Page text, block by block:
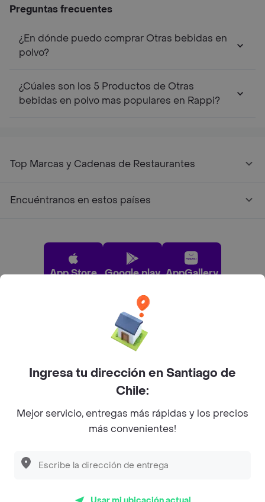
Preguntas frecuentes
¿En dónde puedo comprar Otras bebidas en
polvo?
¿Cúales son los 5 Productos de Otras
bebidas en polvo mas populares en Rappi?
Top Marcas y Cadenas de Restaurantes
Encuéntranos en estos países
App Store Google play AppGallery
Pide tu comida favorita cerca de ti
Categorías
Ingresa tu dirección en Santiago de
Chile:
Mejor servicio, entregas más rápidas y los precios
más convenientes!